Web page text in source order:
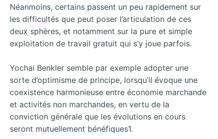
Néanmoins, certains passent un peu rapidement sur
les difficultés que peut poser l’articulation de ces
deux sphères, et notamment sur la pure et simple
exploitation de travail gratuit qui s’y joue parfois.
Yochai Benkler semble par exemple adopter une
sorte d’optimisme de principe, lorsqu’il évoque une
coexistence harmonieuse entre économie marchande
et activités non marchandes, en vertu de la
conviction générale que les évolutions en cours
seront mutuellement bénéfiques1.